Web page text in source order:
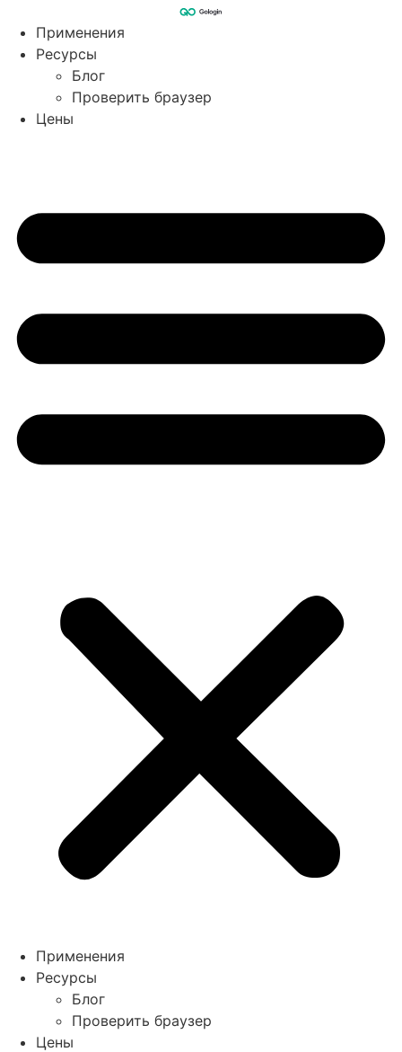
содержимому
Применения
Ресурсы
Блог
Проверить браузер
Цены
Применения
Ресурсы
Блог
Проверить браузер
Цены